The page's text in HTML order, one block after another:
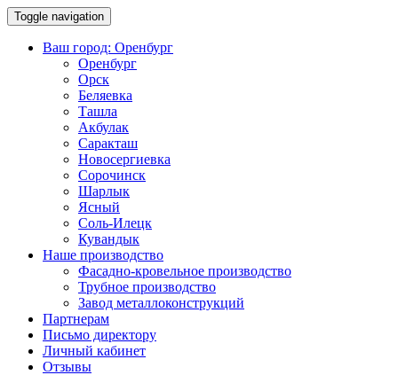
Toggle navigation
Ваш город: Оренбург
Оренбург
Орск
Беляевка
Ташла
Акбулак
Саракташ
Новосергиевка
Сорочинск
Шарлык
Ясный
Соль-Илецк
Кувандык
Наше производство
Фасадно-кровельное производство
Трубное производство
Завод металлоконструкций
Партнерам
Письмо директору
Личный кабинет
Отзывы